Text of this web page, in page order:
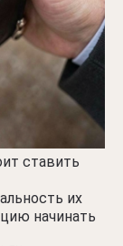
ставить
их
начинать